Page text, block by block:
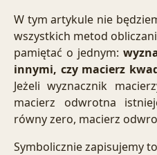
W tym artykule nie
wszystkich metod
pamiętać o jednym:
innymi, czy macierz
Jeżeli wyznacznik
macierz odwrotna
równy zero, macierz
Symbolicznie zapisujemy